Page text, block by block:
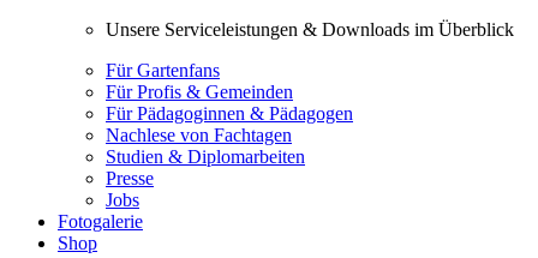
Unsere Serviceleistungen & Downloads im Überblick
Für Gartenfans
Für Profis & Gemeinden
Für Pädagoginnen & Pädagogen
Nachlese von Fachtagen
Studien & Diplomarbeiten
Presse
Jobs
Fotogalerie
Shop